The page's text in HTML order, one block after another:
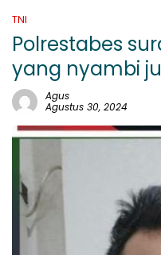
TNI
Polrestabes
yang nyambi
Agus
Agustus 30, 2024